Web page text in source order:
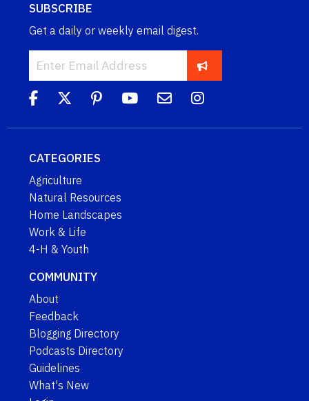
SUBSCRIBE
Get a daily or weekly email digest.
CATEGORIES
Agriculture
Natural Resources
Home Landscapes
Work & Life
4-H & Youth
COMMUNITY
About
Feedback
Blogging Directory
Podcasts Directory
Guidelines
What's New